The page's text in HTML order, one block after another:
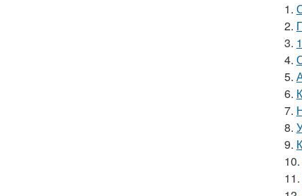
1.
2.
3.
4.
5.
6.
7.
8.
9.
10.
11.